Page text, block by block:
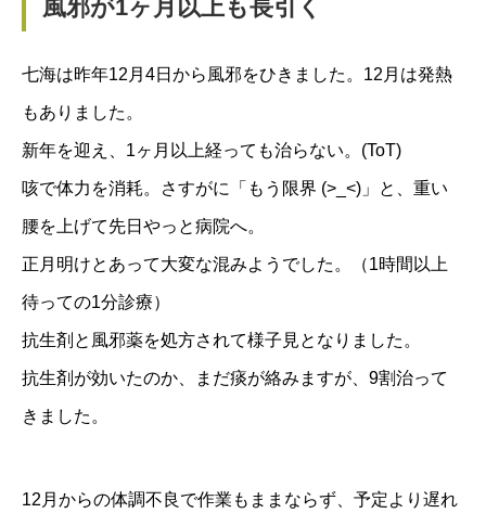
風邪が1ヶ月以上も長引く
七海は昨年12月4日から風邪をひきました。12月は発熱
もありました。
新年を迎え、1ヶ月以上経っても治らない。(ToT)
咳で体力を消耗。さすがに「もう限界 (>_<)」と、重い
腰を上げて先日やっと病院へ。
正月明けとあって大変な混みようでした。（1時間以上
待っての1分診療）
抗生剤と風邪薬を処方されて様子見となりました。
抗生剤が効いたのか、まだ痰が絡みますが、9割治って
きました。
12月からの体調不良で作業もままならず、予定より遅れ